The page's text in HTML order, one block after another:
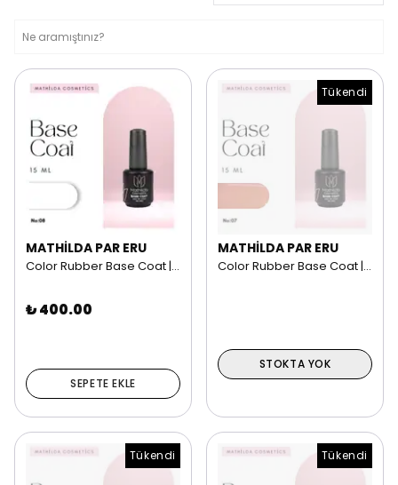
MATHİLDA PAR ERU
Color Rubber Base Coat | 15 ml NO: 08
₺ 400.00
SEPETE EKLE
Tükendi
MATHİLDA PAR ERU
Color Rubber Base Coat | 15 ml NO: 07
STOKTA YOK
Tükendi Tükendi